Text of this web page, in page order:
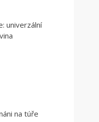
univerzální
na túře